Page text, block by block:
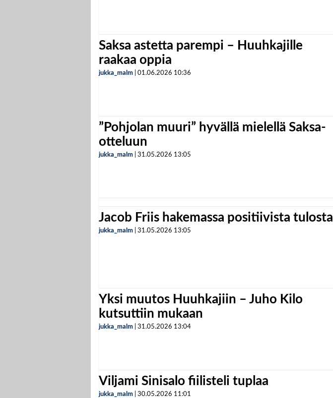
Saksa astetta parempi – Huuhkajille
raakaa oppia
jukka_malm 01.06.2026 10:36
”Pohjolan muuri” hyvällä mielellä Saksa-
otteluun
jukka_malm 31.05.2026 13:05
Jacob Friis hakemassa positiivista tulosta
jukka_malm 31.05.2026 13:05
Yksi muutos Huuhkajiin – Juho Kilo
kutsuttiin mukaan
jukka_malm 31.05.2026 13:04
Viljami Sinisalo fiilisteli tuplaa
jukka_malm 30.05.2026 11:01